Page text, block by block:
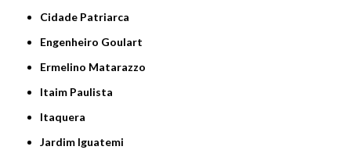
Cidade Patriarca
Engenheiro Goulart
Ermelino Matarazzo
Itaim Paulista
Itaquera
Jardim Iguatemi